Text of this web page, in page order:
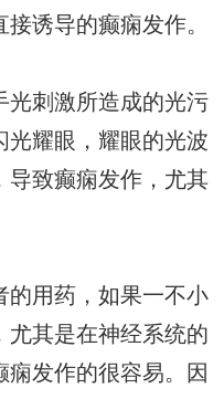
诱导的癫痫发作。
光刺激所造成的光污
光耀眼，耀眼的光波
导致癫痫发作，尤其
的用药，如果一不小
尤其是在神经系统的
发作的很容易。因